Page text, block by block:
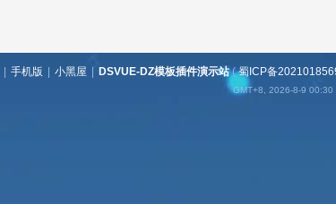
| 手机版 | 小黑屋 | DSVUE-DZ模板插件演示站(蜀ICP备
GMT+8, 2026-8-9 00:30